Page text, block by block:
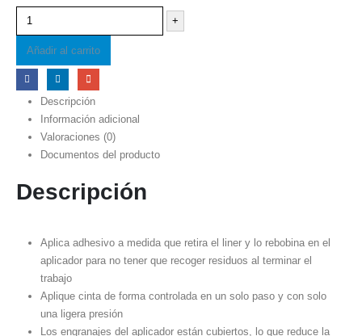
+
Añadir al carrito
Descripción
Información adicional
Valoraciones (0)
Documentos del producto
Descripción
Aplica adhesivo a medida que retira el liner y lo rebobina en el
aplicador para no tener que recoger residuos al terminar el
trabajo
Aplique cinta de forma controlada en un solo paso y con solo
una ligera presión
Los engranajes del aplicador están cubiertos, lo que reduce la